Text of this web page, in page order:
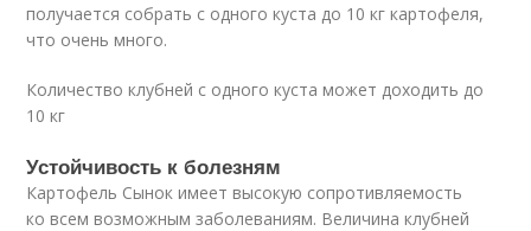
получается собрать с одного куста до 10 кг картофеля,
что очень много.
Количество клубней с одного куста может доходить до
10 кг
Устойчивость к болезням
Картофель Сынок имеет высокую сопротивляемость
ко всем возможным заболеваниям. Величина клубней